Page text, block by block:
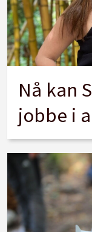
Nå kan
jobbe i